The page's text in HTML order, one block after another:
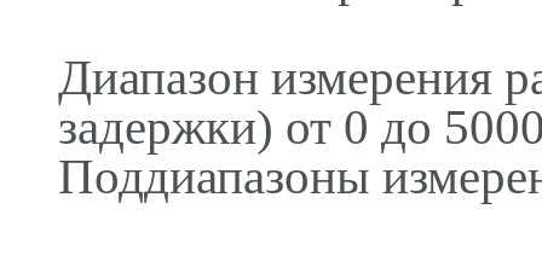
Диапазон измерения
задержки) от 0 до